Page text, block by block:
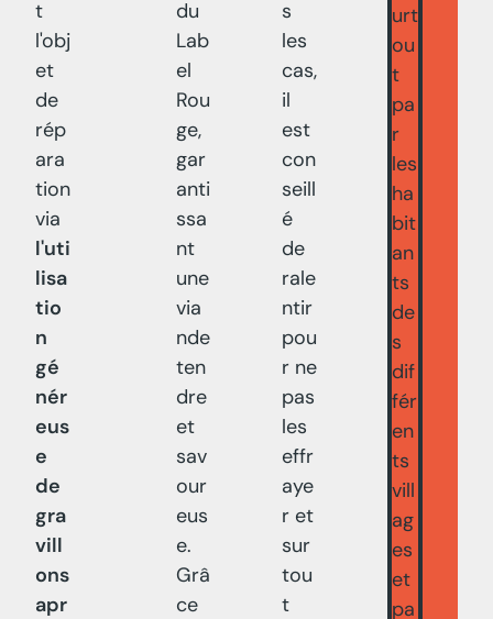
t
l'obj
et
de
rép
ara
tion
via
l'uti
lisa
tio
n
gé
nér
eus
e
de
gra
vill
ons
apr
du
Lab
el
Rou
ge,
gar
anti
ssa
nt
une
via
nde
ten
dre
et
sav
our
eus
e.
Grâ
ce
s
les
cas,
il
est
con
seill
é
de
rale
ntir
pou
r ne
pas
les
effr
aye
r et
sur
tou
t
urt
ou
t
pa
r
les
ha
bit
an
ts
de
s
dif
fér
en
ts
vill
ag
es
et
pa